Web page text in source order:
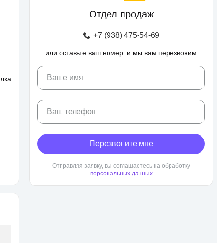
Отдел продаж
+7 (938) 475-54-69
или оставьте ваш номер, и мы вам перезвоним
Ваше имя
Ваш телефон
Перезвоните мне
Отправляя заявку, вы соглашаетесь на обработку
персональных данных